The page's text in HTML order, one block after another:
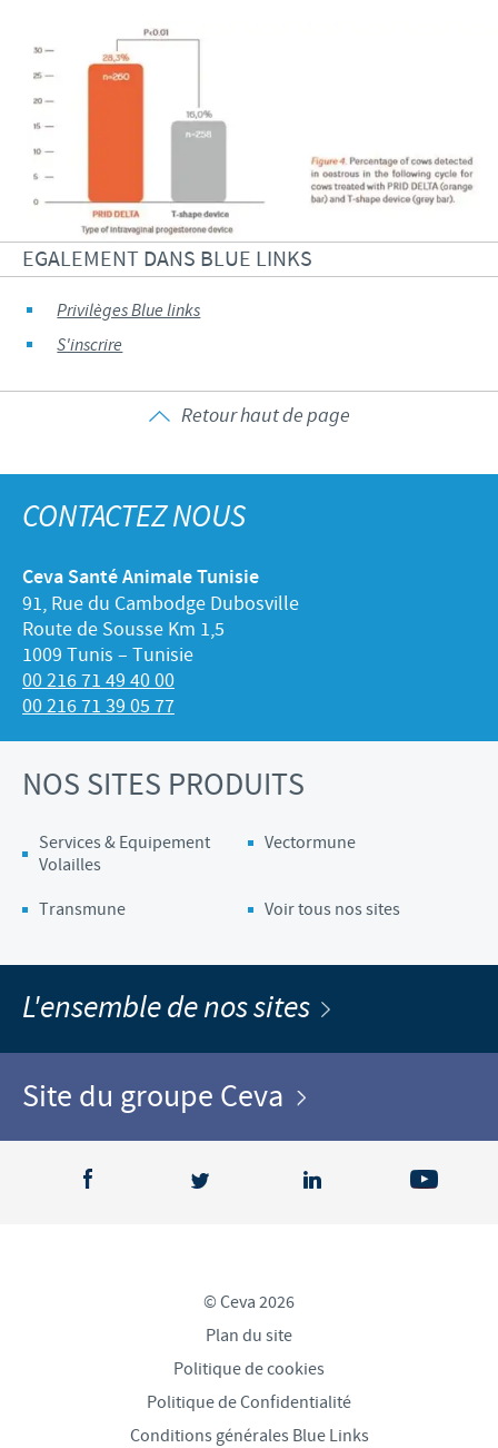
EGALEMENT DANS BLUE LINKS
Privilèges Blue links
S'inscrire
Retour haut de page
CONTACTEZ NOUS
Ceva Santé Animale Tunisie
91, Rue du Cambodge Dubosville
Route de Sousse Km 1,5
1009 Tunis – Tunisie
00 216 71 49 40 00
00 216 71 39 05 77
NOS SITES PRODUITS
Services & Equipement
Volailles
Vectormune
Transmune Voir tous nos sites
L'ensemble de nos sites
Site du groupe Ceva
© Ceva 2026
Plan du site
Politique de cookies
Politique de Confidentialité
Conditions générales Blue Links